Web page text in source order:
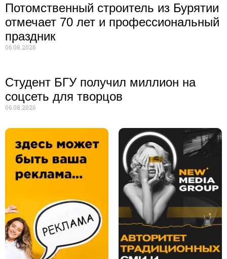
Потомственный строитель из Бурятии
отмечает 70 лет и профессиональный
праздник
06.08.2026
Студент БГУ получил миллион на
соцсеть для творцов
06.08.2026